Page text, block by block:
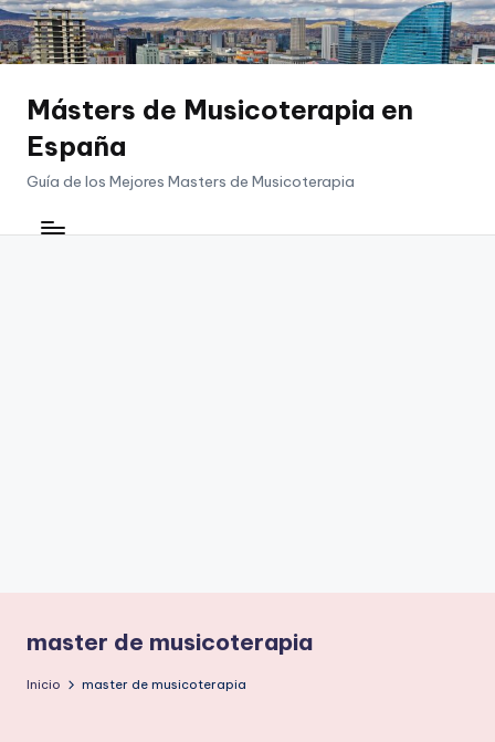
Saltar
contenido
Másters de Musicoterapia en
España
Guía de los Mejores Masters de Musicoterapia
master de musicoterapia
Inicio master de musicoterapia